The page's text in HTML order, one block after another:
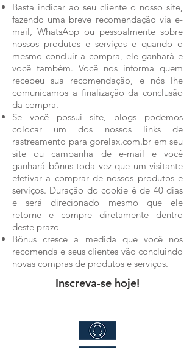
Basta indicar ao seu cliente o nosso site,
fazendo uma breve recomendação via e-
mail, WhatsApp ou pessoalmente sobre
nossos produtos e serviços e quando o
mesmo concluir a compra, ele ganhará e
você também. Você nos informa quem
recebeu sua recomendação, e nós lhe
comunicamos a finalização da conclusão
da compra.
Se você possui site, blogs podemos
colocar um dos nossos links de
rastreamento para gorelax.com.br em seu
site ou campanha de e-mail e você
ganhará bônus toda vez que um visitante
efetivar a comprar de nossos produtos e
serviços. Duração do cookie é de 40 dias
e será direcionado mesmo que ele
retorne e compre diretamente dentro
deste prazo
Bônus cresce a medida que você nos
recomenda e seus clientes vão concluindo
novas compras de produtos e serviços.
Inscreva-se hoje!